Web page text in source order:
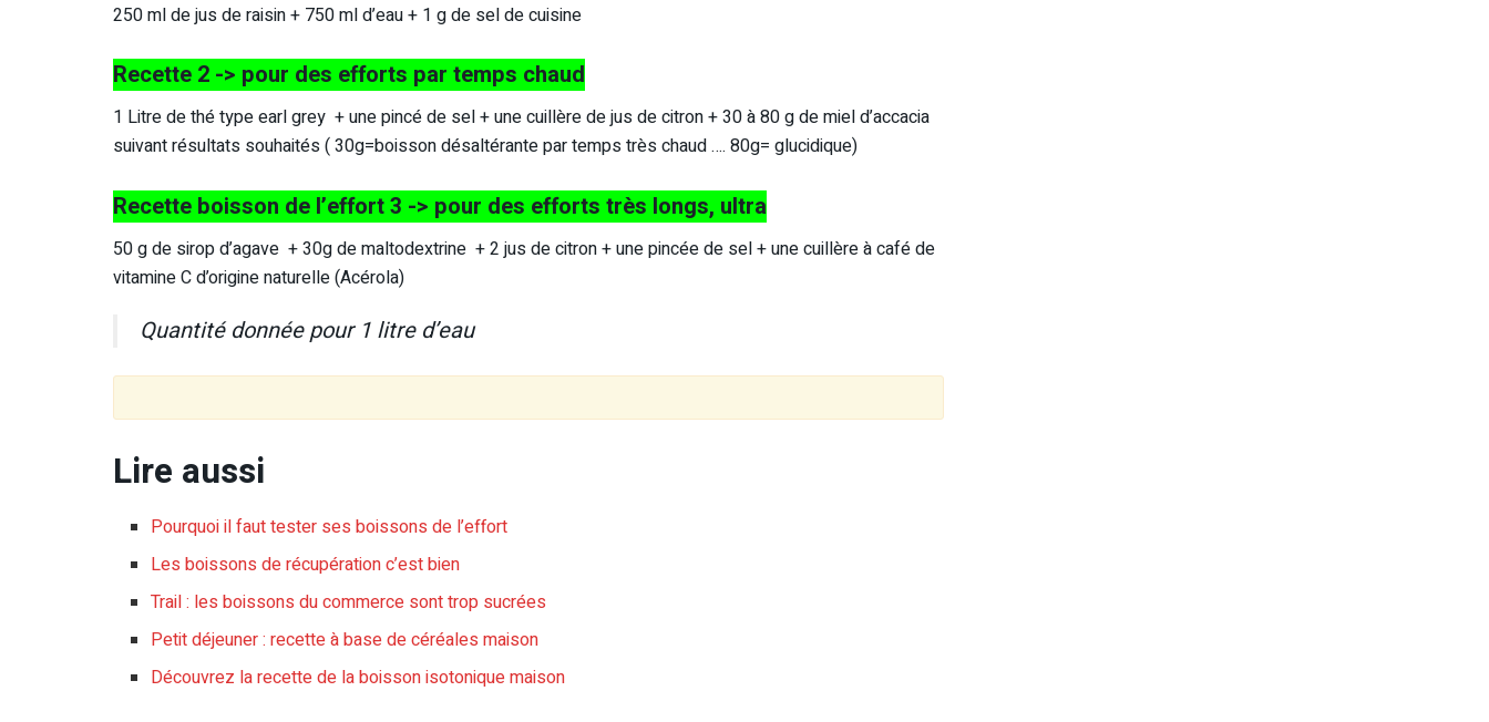
250 ml de jus de raisin + 750 ml d’eau + 1 g de sel de cuisine
Recette 2 -> pour des efforts par temps chaud
1 Litre de thé type earl grey + une pincé de sel + une cuillère de jus de citron + 30 à 80 g de miel d’accacia
suivant résultats souhaités ( 30g=boisson désaltérante par temps très chaud …. 80g= glucidique)
Recette boisson de l’effort 3 -> pour des efforts très longs, ultra
50 g de sirop d’agave + 30g de maltodextrine + 2 jus de citron + une pincée de sel + une cuillère à café de
vitamine C d’origine naturelle (Acérola)
Quantité donnée pour 1 litre d’eau
Lire aussi
Pourquoi il faut tester ses boissons de l’effort
Les boissons de récupération c’est bien
Trail : les boissons du commerce sont trop sucrées
Petit déjeuner : recette à base de céréales maison
Découvrez la recette de la boisson isotonique maison